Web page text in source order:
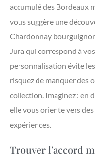
accumulé des Bordeaux
vous suggère une
Chardonnay
Jura qui correspond à
personnalisation évite
risquez de manquer
collection. Imaginez : en
elle vous oriente vers
expériences.
Trouver l’accord